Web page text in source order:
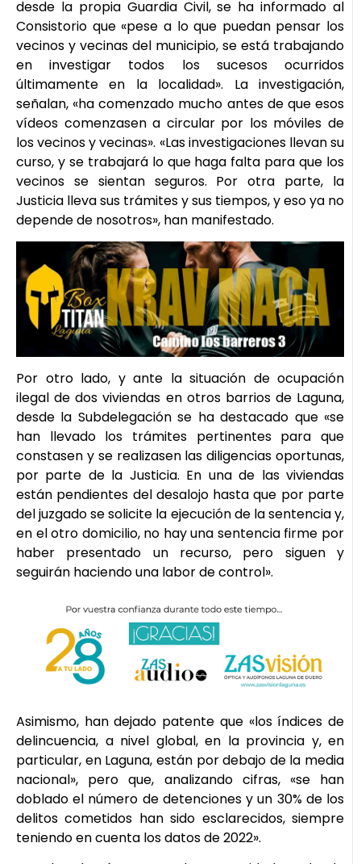
desde la propia Guardia Civil, se ha informado al
Consistorio que «pese a lo que puedan pensar los
vecinos y vecinas del municipio, se está trabajando
en investigar todos los sucesos ocurridos
últimamente en la localidad». La investigación,
señalan, «ha comenzado mucho antes de que esos
vídeos comenzasen a circular por los móviles de
los vecinos y vecinas». «Las investigaciones llevan su
curso, y se trabajará lo que haga falta para que los
vecinos se sientan seguros. Por otra parte, la
Justicia lleva sus trámites y sus tiempos, y eso ya no
depende de nosotros», han manifestado.
Por otro lado, y ante la situación de ocupación
ilegal de dos viviendas en otros barrios de Laguna,
desde la Subdelegación se ha destacado que «se
han llevado los trámites pertinentes para que
constasen y se realizasen las diligencias oportunas,
por parte de la Justicia. En una de las viviendas
están pendientes del desalojo hasta que por parte
del juzgado se solicite la ejecución de la sentencia y,
en el otro domicilio, no hay una sentencia firme por
haber presentado un recurso, pero siguen y
seguirán haciendo una labor de control».
Asimismo, han dejado patente que «los índices de
delincuencia, a nivel global, en la provincia y, en
particular, en Laguna, están por debajo de la media
nacional», pero que, analizando cifras, «se han
doblado el número de detenciones y un 30% de los
delitos cometidos han sido esclarecidos, siempre
teniendo en cuenta los datos de 2022».